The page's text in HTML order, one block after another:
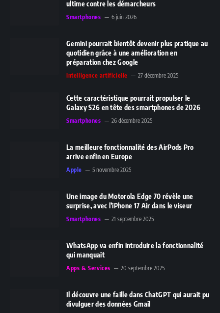
ultime contre les démarcheurs
Smartphones 6 juin 2026
Gemini pourrait bientôt devenir plus pratique au
quotidien grâce à une amélioration en
préparation chez Google
Intelligence artificielle 27 décembre 2025
Cette caractéristique pourrait propulser le
Galaxy S26 en tête des smartphones de 2026
Smartphones 26 décembre 2025
La meilleure fonctionnalité des AirPods Pro
arrive enfin en Europe
Apple 5 novembre 2025
Une image du Motorola Edge 70 révèle une
surprise, avec l’iPhone 17 Air dans le viseur
Smartphones 21 septembre 2025
WhatsApp va enfin introduire la fonctionnalité
qui manquait
Apps & Services 20 septembre 2025
Il découvre une faille dans ChatGPT qui aurait pu
divulguer des données Gmail